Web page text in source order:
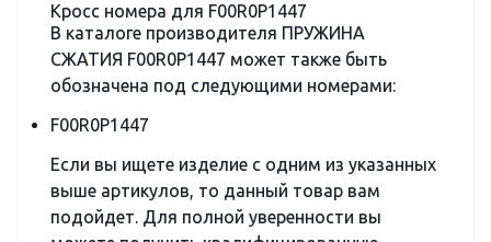
Кросс номера для F00R0P1447
В каталоге производителя ПРУЖИНА
СЖАТИЯ F00R0P1447 может также быть
обозначена под следующими номерами:
F00R0P1447
Если вы ищете изделие с одним из указанных
выше артикулов, то данный товар вам
подойдет. Для полной уверенности вы